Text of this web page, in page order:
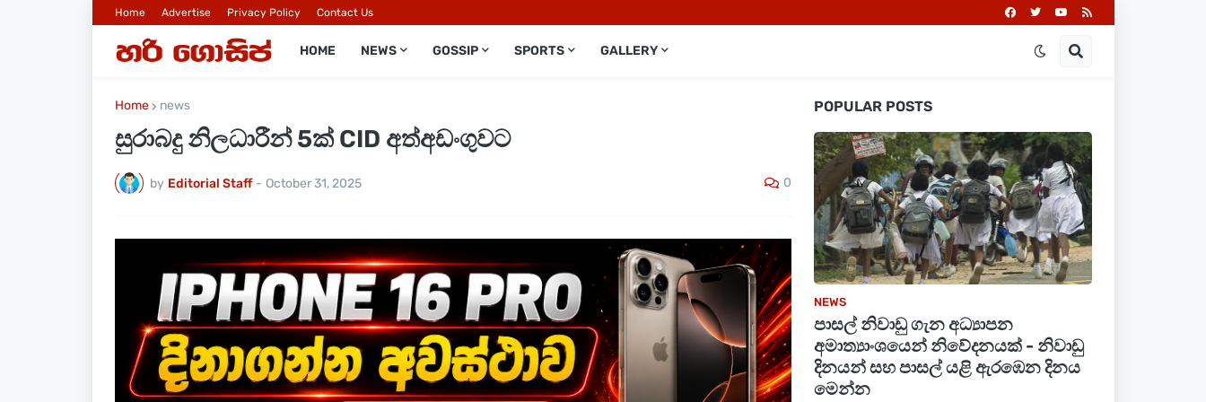
Home Advertise Privacy Policy Contact Us
HOME NEWS GOSSIP SPORTS GALLERY
Home news
සුරාබදු නිලධාරීන් 5ක් CID අත්අඩංගුවට
by Editorial Staff - October 31, 2025 0
POPULAR POSTS
NEWS
පාසල් නිවාඩු ගැන අධ්‍යාපන
අමාත්‍යාංශයෙන් නිවේදනයක් - නිවාඩු
දිනයන් සහ පාසල් යළි ඇරඹෙන දිනය
මෙන්න